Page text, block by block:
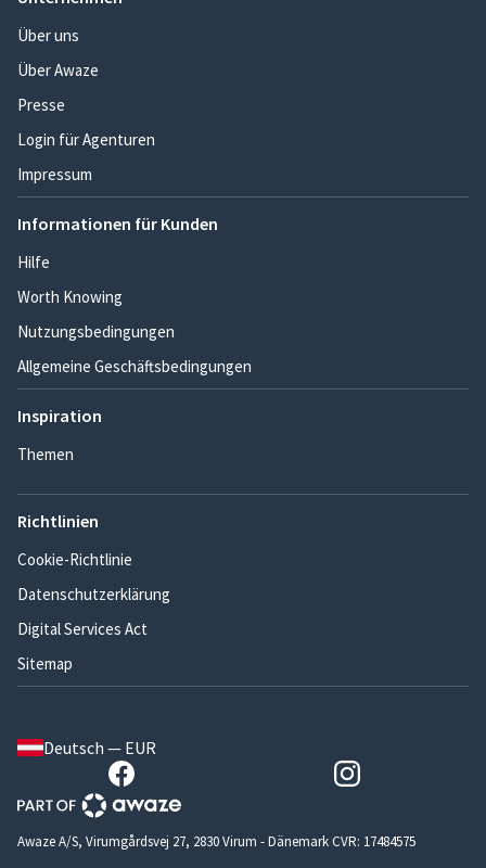
Über uns
Über Awaze
Presse
Login für Agenturen
Impressum
Informationen für Kunden
Hilfe
Worth Knowing
Nutzungsbedingungen
Allgemeine Geschäftsbedingungen
Inspiration
Themen
Richtlinien
Cookie-Richtlinie
Datenschutzerklärung
Digital Services Act
Sitemap
Deutsch — EUR
Awaze A/S, Virumgårdsvej 27, 2830 Virum - Dänemark CVR: 17484575